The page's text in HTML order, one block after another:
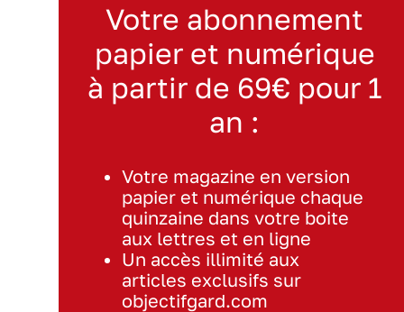
Votre abonnement
papier et numérique
à partir de 69€ pour 1
an :
Votre magazine en version
papier et numérique chaque
quinzaine dans votre boite
aux lettres et en ligne
Un accès illimité aux
articles exclusifs sur
objectifgard.com